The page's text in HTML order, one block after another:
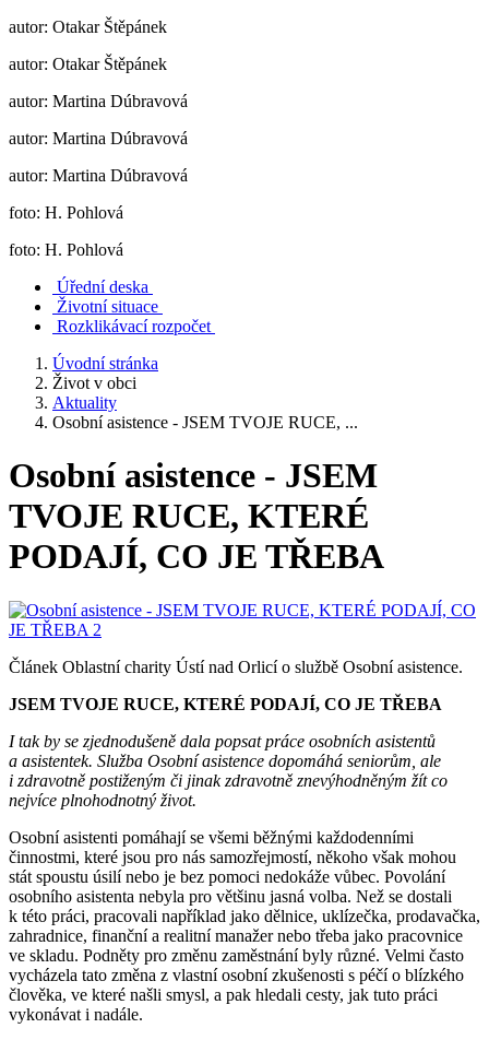
autor: Otakar Štěpánek
autor: Otakar Štěpánek
autor: Martina Dúbravová
autor: Martina Dúbravová
autor: Martina Dúbravová
foto: H. Pohlová
foto: H. Pohlová
Úřední deska
Životní situace
Rozklikávací rozpočet
Úvodní stránka
Život v obci
Aktuality
Osobní asistence - JSEM TVOJE RUCE, ...
Osobní asistence - JSEM
TVOJE RUCE, KTERÉ
PODAJÍ, CO JE TŘEBA
Článek Oblastní charity Ústí nad Orlicí o službě Osobní asistence.
JSEM TVOJE RUCE, KTERÉ PODAJÍ, CO JE TŘEBA
I tak by se zjednodušeně dala popsat práce osobních asistentů
a asistentek. Služba Osobní asistence dopomáhá seniorům, ale
i zdravotně postiženým či jinak zdravotně znevýhodněným žít co
nejvíce plnohodnotný život.
Osobní asistenti pomáhají se všemi běžnými každodenními
činnostmi, které jsou pro nás samozřejmostí, někoho však mohou
stát spoustu úsilí nebo je bez pomoci nedokáže vůbec. Povolání
osobního asistenta nebyla pro většinu jasná volba. Než se dostali
k této práci, pracovali například jako dělnice, uklízečka, prodavačka,
zahradnice, finanční a realitní manažer nebo třeba jako pracovnice
ve skladu. Podněty pro změnu zaměstnání byly různé. Velmi často
vycházela tato změna z vlastní osobní zkušenosti s péčí o blízkého
člověka, ve které našli smysl, a pak hledali cesty, jak tuto práci
vykonávat i nadále.